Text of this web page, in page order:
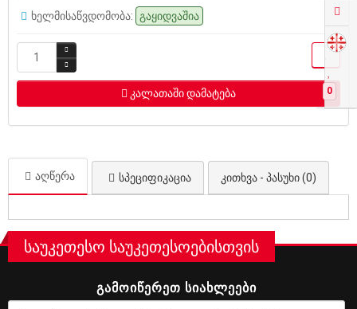
0
ხელმისაწვდომობა: გაყიდვაშია
კალათაში დამატება
აღწერა სპეციფიკაცია კითხვა - პასუხი (0)
საუკეთესო საუკეთესოებისთვის
ᲒᲐᲛᲝᲘᲬᲔᲠᲔᲗ ᲡᲘᲐᲮᲚᲔᲔᲑᲘ